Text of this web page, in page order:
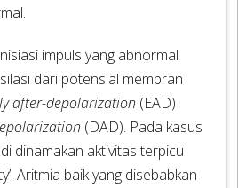
impuls yang abnormal
dari potensial membran
after-depolarization (EAD)
(DAD). Pada kasus
dinamakan aktivitas terpicu
Aritmia baik yang disebabkan